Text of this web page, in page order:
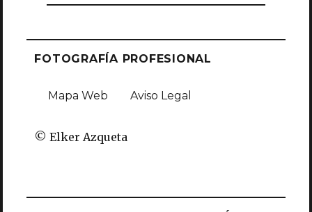
FOTOGRAFÍA PROFESIONAL
Mapa Web Aviso Legal
© Elker Azqueta